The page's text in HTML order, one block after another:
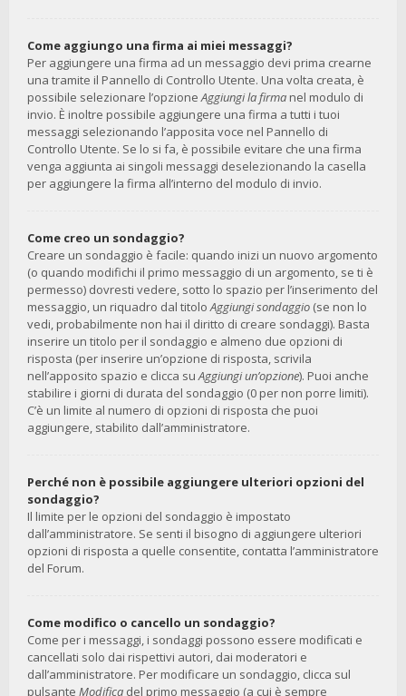
Come aggiungo una firma ai miei messaggi?
Per aggiungere una firma ad un messaggio devi prima crearne
una tramite il Pannello di Controllo Utente. Una volta creata, è
possibile selezionare l’opzioneAggiungi la firma nel modulo di
invio. È inoltre possibile aggiungere una firma a tutti i tuoi
messaggi selezionando l’apposita voce nel Pannello di
Controllo Utente. Se lo si fa, è possibile evitare che una firma
venga aggiunta ai singoli messaggi deselezionando la casella
per aggiungere la firma all’interno del modulo di invio.
Come creo un sondaggio?
Creare un sondaggio è facile: quando inizi un nuovo argomento
(o quando modifichi il primo messaggio di un argomento, se ti è
permesso) dovresti vedere, sotto lo spazio per l’inserimento del
messaggio, un riquadro dal titoloAggiungi sondaggio (se non lo
vedi, probabilmente non hai il diritto di creare sondaggi). Basta
inserire un titolo per il sondaggio e almeno due opzioni di
risposta (per inserire un’opzione di risposta, scrivila
nell’apposito spazio e clicca suAggiungi un’opzione). Puoi anche
stabilire i giorni di durata del sondaggio (0 per non porre limiti).
C’è un limite al numero di opzioni di risposta che puoi
aggiungere, stabilito dall’amministratore.
Perché non è possibile aggiungere ulteriori opzioni del
sondaggio?
Il limite per le opzioni del sondaggio è impostato
dall’amministratore. Se senti il bisogno di aggiungere ulteriori
opzioni di risposta a quelle consentite, contatta l’amministratore
del Forum.
Come modifico o cancello un sondaggio?
Come per i messaggi, i sondaggi possono essere modificati e
cancellati solo dai rispettivi autori, dai moderatori e
dall’amministratore. Per modificare un sondaggio, clicca sul
pulsante Modifica del primo messaggio (a cui è sempre